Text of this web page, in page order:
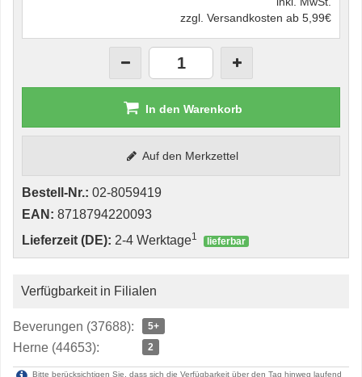
zzgl. Versandkosten ab 5,99€
In den Warenkorb
Auf den Merkzettel
Bestell-Nr.: 02-8059419
EAN: 8718794220093
Lieferzeit (DE): 2-4 Werktage1 lieferbar
Verfügbarkeit in Filialen
Beverungen (37688): 5+
Herne (44653): 2
Bitte berücksichtigen Sie, dass sich die Verfügbarkeit über den Tag hinweg laufend